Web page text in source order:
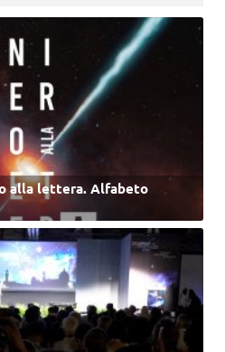
alla lettera. Alfabeto